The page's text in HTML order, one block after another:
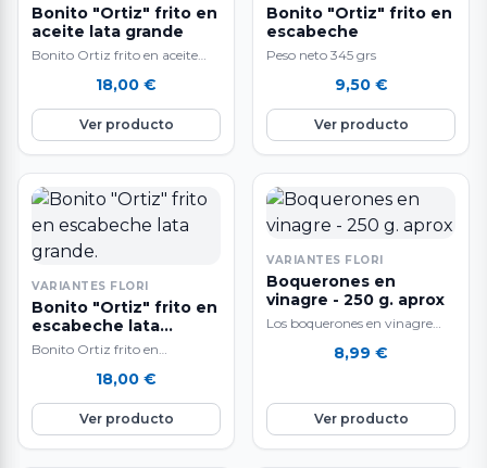
Bonito "Ortiz" frito en
aceite lata grande
Bonito Ortiz frito en aceite
escurrido de 520 g.
18,00 €
Ver producto
Bonito "Ortiz" frito en
escabeche
Peso neto 345 grs
9,50 €
Ver producto
VARIANTES FLORI
Bonito "Ortiz" frito en
escabeche lata
grande.
Bonito Ortiz frito en
18,00 €
Ver producto
VARIANTES FLORI
Boquerones en
vinagre - 250 g. aprox
Los boquerones en vinagre
boquerón extra, al estilo
8,99 €
Ver producto